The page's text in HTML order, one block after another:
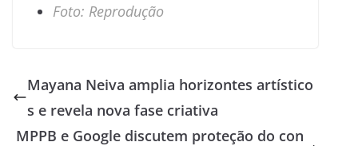
Foto: Reprodução
Mayana Neiva amplia horizontes artístico
s e revela nova fase criativa
MPPB e Google discutem proteção do con